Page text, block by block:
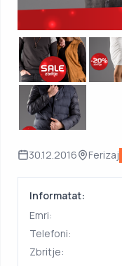
30.12.2016 Ferizaj
Informatat:
Emri:
Telefoni:
Zbritje: